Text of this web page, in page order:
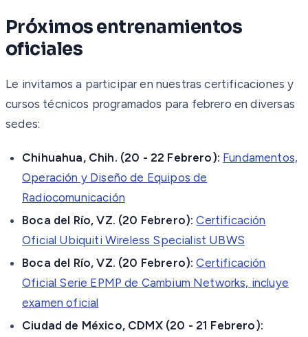
Próximos entrenamientos
oficiales
Le invitamos a participar en nuestras certificaciones y
cursos técnicos programados para febrero en diversas
sedes:
Chihuahua, Chih. (20 - 22 Febrero): Fundamentos,
Operación y Diseño de Equipos de
Radiocomunicación
Boca del Río, VZ. (20 Febrero): Certificación
Oficial Ubiquiti Wireless Specialist UBWS
Boca del Río, VZ. (20 Febrero): Certificación
Oficial Serie EPMP de Cambium Networks, incluye
examen oficial
Ciudad de México, CDMX (20 - 21 Febrero):